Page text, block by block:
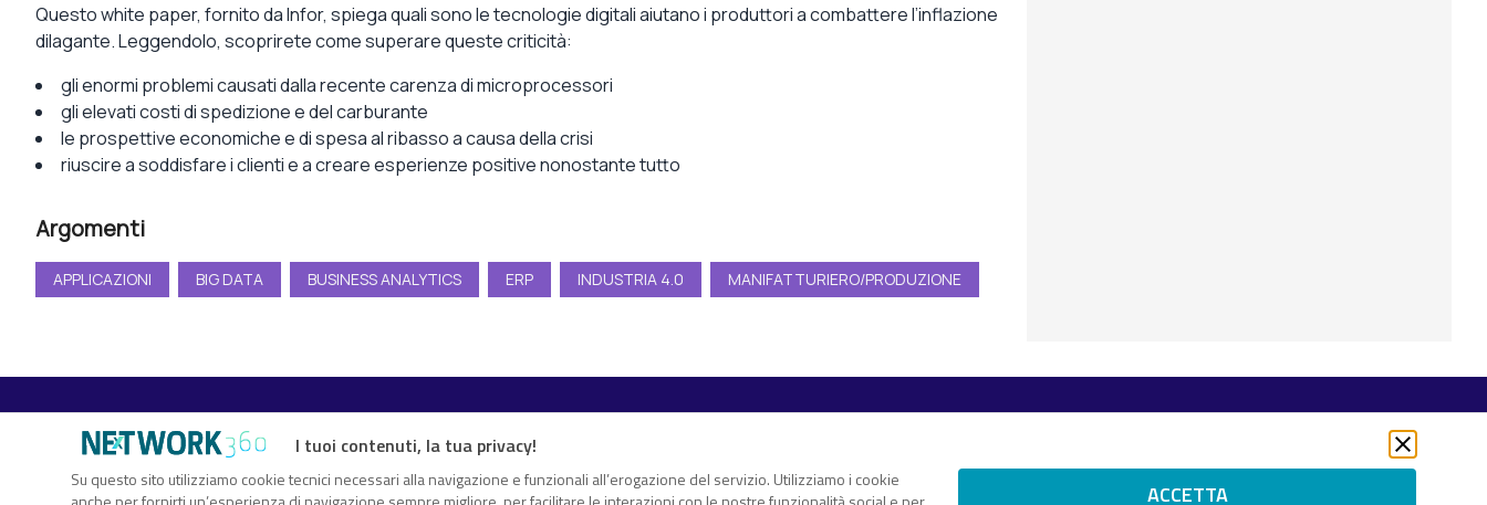
Questo white paper, fornito da Infor, spiega quali sono le tecnologie digitali aiutano i produttori a combattere l’inflazione
dilagante. Leggendolo, scoprirete come superare queste criticità:
gli enormi problemi causati dalla recente carenza di microprocessori
gli elevati costi di spedizione e del carburante
le prospettive economiche e di spesa al ribasso a causa della crisi
riuscire a soddisfare i clienti e a creare esperienze positive nonostante tutto
Argomenti
APPLICAZIONI BIG DATA BUSINESS ANALYTICS ERP INDUSTRIA 4.0 MANIFATTURIERO/PRODUZIONE
TechFlix360 è il nuovo centro risorse di Nextwork360. Un vero e proprio “knowledge hub”
White paper
Eventi on demand
Instagram
I tuoi contenuti, la tua privacy!
Su questo sito utilizziamo cookie tecnici necessari alla navigazione e funzionali all’erogazione del servizio. Utilizziamo i cookie
ACCETTA